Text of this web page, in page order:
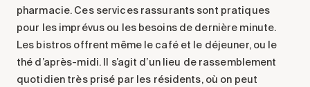
pharmacie. Cesservices rassurants sont pratiques
pour les imprévus ou les besoins de dernière minute.
Les bistros offrent même le café et le déjeuner, ou le
thé d’après-midi. Il s’agit d’un lieu de rassemblement
quotidien très prisé par les résidents, où on peut